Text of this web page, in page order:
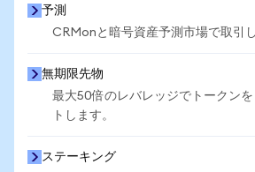
予測
CRMonと暗号資産予測市場で取引し
無期限先物
最大50倍のレバレッジでトークン
トします。
ステーキング